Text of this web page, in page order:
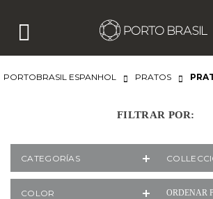
PORTOBRASIL ESPANHOL PRATOS
FILTRAR POR:
CATEGORÍAS
COLOR ORDENAR